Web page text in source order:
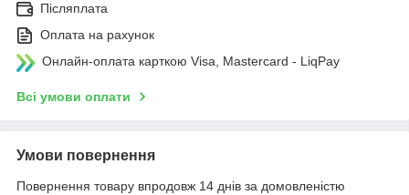
Післяплата
Оплата на рахунок
Онлайн-оплата карткою Visa, Mastercard - LiqPay
Всі умови оплати
Умови повернення
Повернення товару впродовж 14 днів за домовленістю